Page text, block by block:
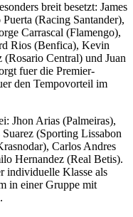
breit besetzt: James
(Racing Santander),
Carrascal (Flamengo),
Rios (Benfica), Kevin
(Rosario Central) und Juan
fuer die Premier-
den Tempovorteil im
Jhon Arias (Palmeiras),
(Sporting Lissabon
Carlos Andres
Hernandez (Real Betis).
individuelle Klasse als
in einer Gruppe mit